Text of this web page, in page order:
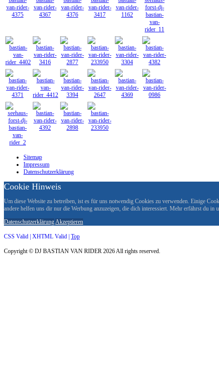
Sitemap
Impressum
Datenschutzerklärung
Cookie Hinweis
Um diese Website zu betreiben, ist es für uns notwendig Cookies zu verwenden. Einige
andere helfen uns dir nur die Werbung anzuzeigen, die dich interessiert. Mehr erfährst du in
Datenschutzerklärung Akzeptieren
CSS Valid | XHTML Valid | Top
Copyright © DJ BASTIAN VAN RIDER 2026 All rights reserved.